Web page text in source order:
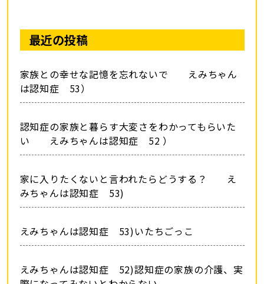
最近の投稿
家族との幸せな記憶を忘れないで えみちゃん
は認知症 53）
認知症の家族と暮らす大変さをわかってもらいた
い えみちゃんは認知症 52 ）
家に入りたくないと言われたらどうする？ え
みちゃんは認知症 53)
えみちゃんは認知症 53)いたちごっこ
えみちゃんは認知症 52)認知症の家族の介護、実